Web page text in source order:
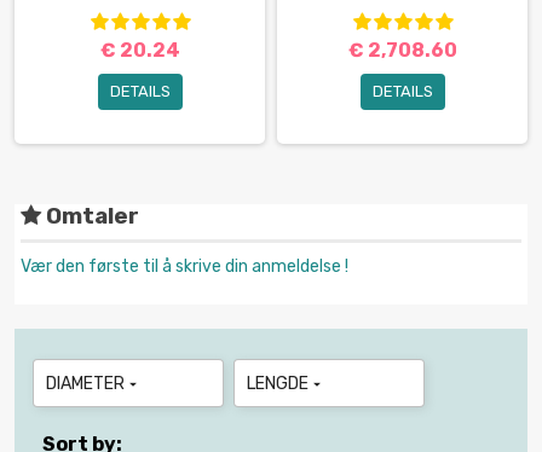
€ 20.24
DETAILS
€ 2,708.60
DETAILS
Omtaler
Vær den første til å skrive din anmeldelse !
DIAMETER  LENGDE 
Sort by: